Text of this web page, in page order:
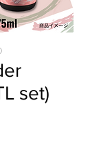
set)